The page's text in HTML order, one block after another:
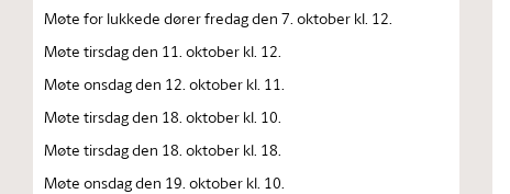
Møte for lukkede dører fredag den 7. oktober kl. 12.
Møte tirsdag den 11. oktober kl. 12.
Møte onsdag den 12. oktober kl. 11.
Møte tirsdag den 18. oktober kl. 10.
Møte tirsdag den 18. oktober kl. 18.
Møte onsdag den 19. oktober kl. 10.